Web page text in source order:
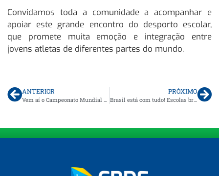
Convidamos toda a comunidade a acompanhar e
apoiar este grande encontro do desporto escolar,
que promete muita emoção e integração entre
jovens atletas de diferentes partes do mundo.
ANTERIOR PRÓXIMO
Brasil está com tudo! Escolas brasileiras conquistam os títulos do Campeonato Mundial Escolar de Futsal